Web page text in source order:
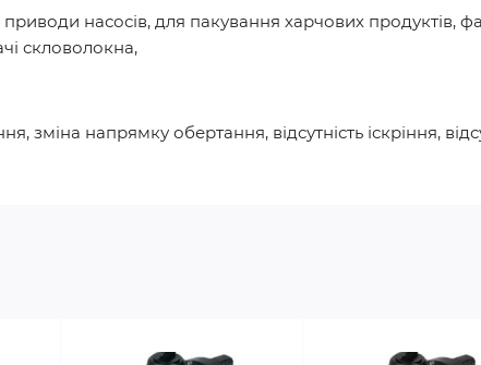
приводи насосів, для пакування харчових продуктів,
скловолокна,
зміна напрямку обертання, відсутність іскріння,